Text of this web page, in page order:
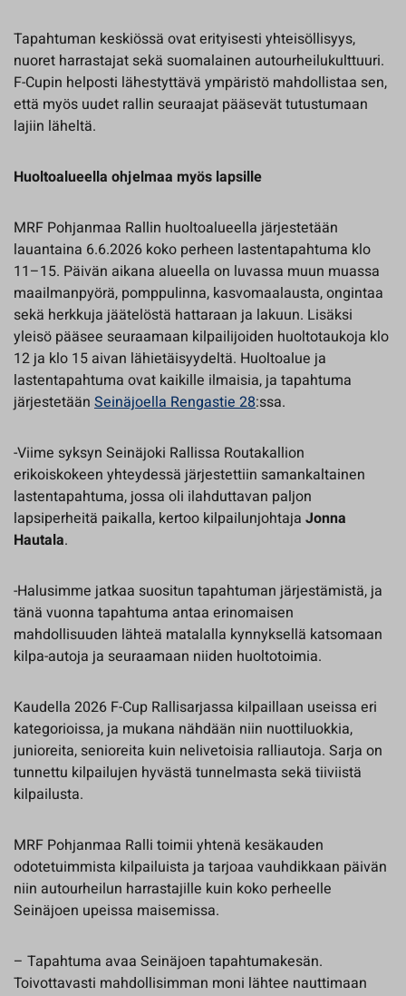
Tapahtuman keskiössä ovat erityisesti yhteisöllisyys,
nuoret harrastajat sekä suomalainen autourheilukulttuuri.
F-Cupin helposti lähestyttävä ympäristö mahdollistaa sen,
että myös uudet rallin seuraajat pääsevät tutustumaan
lajiin läheltä.
Huoltoalueella ohjelmaa myös lapsille
MRF Pohjanmaa Rallin huoltoalueella järjestetään
lauantaina 6.6.2026 koko perheen lastentapahtuma klo
11–15. Päivän aikana alueella on luvassa muun muassa
maailmanpyörä, pomppulinna, kasvomaalausta, ongintaa
sekä herkkuja jäätelöstä hattaraan ja lakuun. Lisäksi
yleisö pääsee seuraamaan kilpailijoiden huoltotaukoja klo
12 ja klo 15 aivan lähietäisyydeltä. Huoltoalue ja
lastentapahtuma ovat kaikille ilmaisia, ja tapahtuma
järjestetään Seinäjoella Rengastie 28:ssa.
-Viime syksyn Seinäjoki Rallissa Routakallion
erikoiskokeen yhteydessä järjestettiin samankaltainen
lastentapahtuma, jossa oli ilahduttavan paljon
lapsiperheitä paikalla, kertoo kilpailunjohtaja Jonna
Hautala.
-Halusimme jatkaa suositun tapahtuman järjestämistä, ja
tänä vuonna tapahtuma antaa erinomaisen
mahdollisuuden lähteä matalalla kynnyksellä katsomaan
kilpa-autoja ja seuraamaan niiden huoltotoimia.
Kaudella 2026 F-Cup Rallisarjassa kilpaillaan useissa eri
kategorioissa, ja mukana nähdään niin nuottiluokkia,
junioreita, senioreita kuin nelivetoisia ralliautoja. Sarja on
tunnettu kilpailujen hyvästä tunnelmasta sekä tiiviistä
kilpailusta.
MRF Pohjanmaa Ralli toimii yhtenä kesäkauden
odotetuimmista kilpailuista ja tarjoaa vauhdikkaan päivän
niin autourheilun harrastajille kuin koko perheelle
Seinäjoen upeissa maisemissa.
– Tapahtuma avaa Seinäjoen tapahtumakesän.
Toivottavasti mahdollisimman moni lähtee nauttimaan